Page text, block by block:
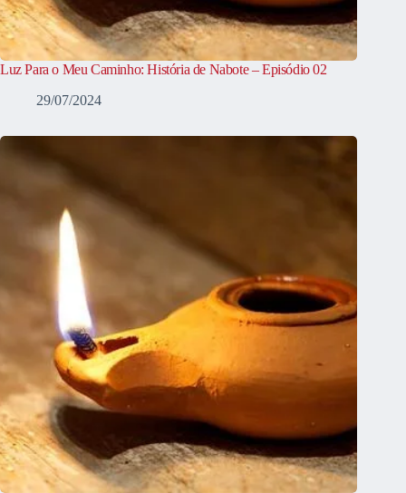
Luz Para o Meu Caminho: História de Nabote – Episódio 02
29/07/2024